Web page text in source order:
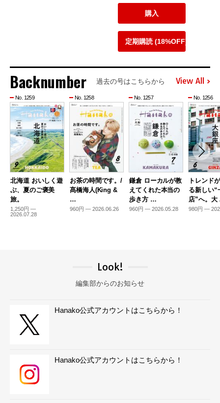
購入
定期購読 (18%OFF)
Backnumber 過去の号はこちらから View All
No. 1259
北海道 おいしく遊
ぶ、夏のご褒美
旅。
1,250円 —
2026.07.28
No. 1258
お茶の時間です。/
髙橋海人(King &
…
960円 — 2026.06.26
No. 1257
鎌倉 ローカルが教
えてくれた本当の
歩き方 …
960円 — 2026.05.28
No. 1256
トレンド
る新しい“
店”へ。
980円 —
Look!
編集部からのお知らせ
Hanako公式アカウントはこちらから！
Hanako公式アカウントはこちらから！